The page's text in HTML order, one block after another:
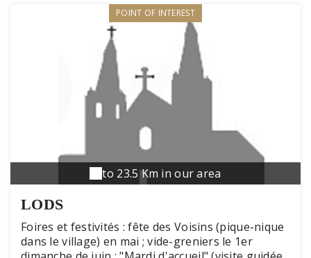
POINT OF INTEREST
to 23.5 Km in our area
LODS
Foires et festivités : fête des Voisins (pique-nique
dans le village) en mai ; vide-greniers le 1er